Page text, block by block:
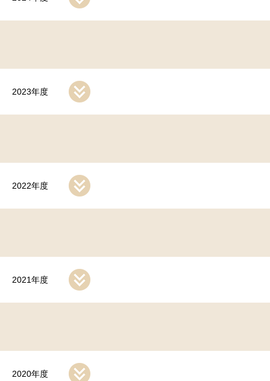
2023年度
2022年度
2021年度
2020年度